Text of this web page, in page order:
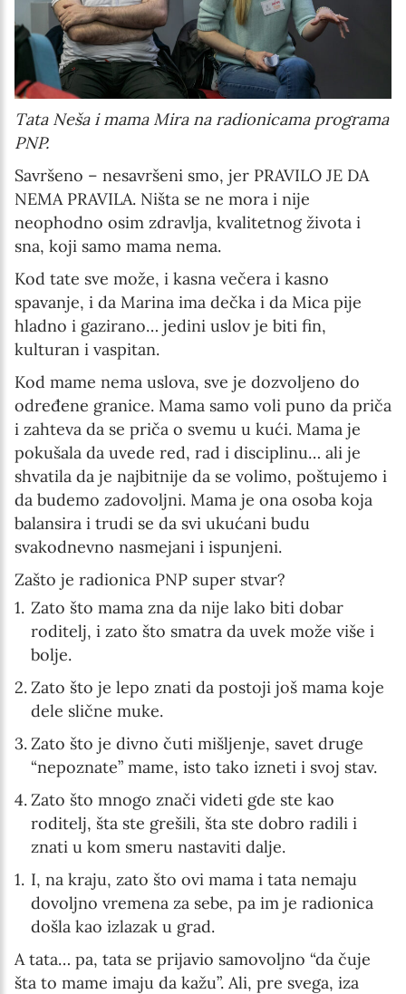
Tata Neša i mama Mira na radionicama programa
PNP.
Savršeno – nesavršeni smo, jer PRAVILO JE DA
NEMA PRAVILA. Ništa se ne mora i nije
neophodno osim zdravlja, kvalitetnog života i
sna, koji samo mama nema.
Kod tate sve može, i kasna večera i kasno
spavanje, i da Marina ima dečka i da Mica pije
hladno i gazirano… jedini uslov je biti fin,
kulturan i vaspitan.
Kod mame nema uslova, sve je dozvoljeno do
određene granice. Mama samo voli puno da priča
i zahteva da se priča o svemu u kući. Mama je
pokušala da uvede red, rad i disciplinu… ali je
shvatila da je najbitnije da se volimo, poštujemo i
da budemo zadovoljni. Mama je ona osoba koja
balansira i trudi se da svi ukućani budu
svakodnevno nasmejani i ispunjeni.
Zašto je radionica PNP super stvar?
Zato što mama zna da nije lako biti dobar
roditelj, i zato što smatra da uvek može više i
bolje.
Zato što je lepo znati da postoji još mama koje
dele slične muke.
Zato što je divno čuti mišljenje, savet druge
“nepoznate” mame, isto tako izneti i svoj stav.
Zato što mnogo znači videti gde ste kao
roditelj, šta ste grešili, šta ste dobro radili i
znati u kom smeru nastaviti dalje.
I, na kraju, zato što ovi mama i tata nemaju
dovoljno vremena za sebe, pa im je radionica
došla kao izlazak u grad.
A tata… pa, tata se prijavio samovoljno “da čuje
šta to mame imaju da kažu”. Ali, pre svega, iza